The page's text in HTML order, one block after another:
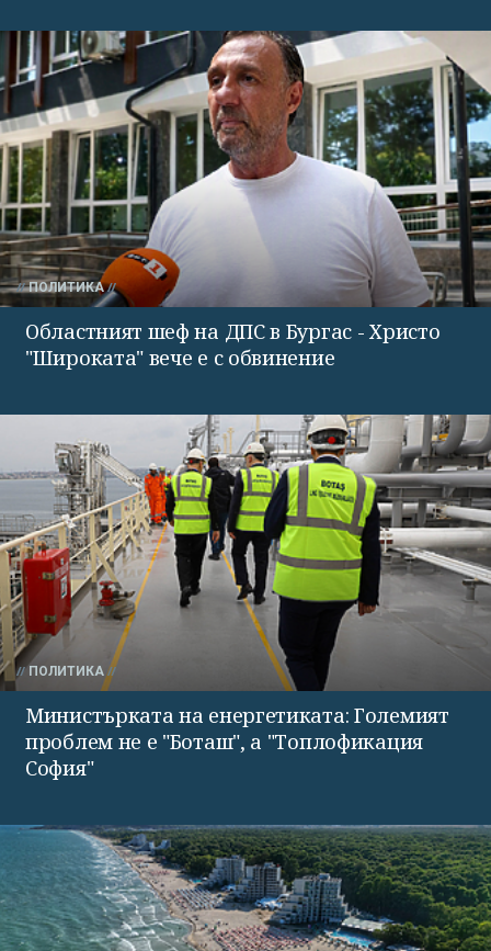
ПОЛИТИКА
Областният шеф на ДПС в Бургас - Христо
"Широката" вече е с обвинение
ПОЛИТИКА
Министърката на енергетиката: Големият
проблем не е "Боташ", а "Топлофикация
София"